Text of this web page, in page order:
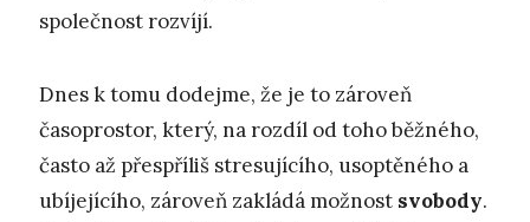
společnost rozvíjí.
Dnes k tomu dodejme, že je to zároveň
časoprostor, který, na rozdíl od toho běžného,
často až přespříliš stresujícího, usoptěného a
ubíjejícího, zároveň zakládá možnost svobody.